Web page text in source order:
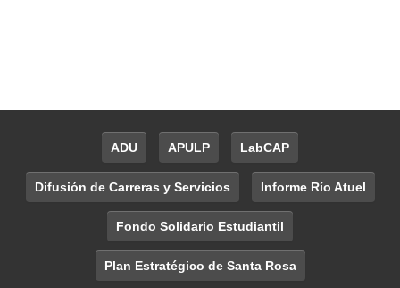
ADU APULP LabCAP
Difusión de Carreras y Servicios Informe Río Atuel
Fondo Solidario Estudiantil
Plan Estratégico de Santa Rosa